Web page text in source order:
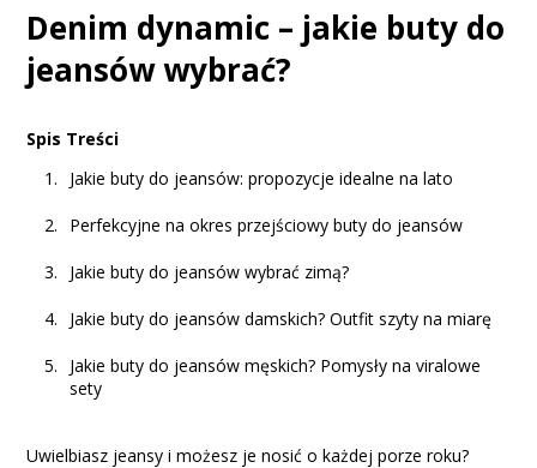
Denim dynamic – jakie buty do
jeansów wybrać?
Spis Treści
Jakie buty do jeansów: propozycje idealne na lato
Perfekcyjne na okres przejściowy buty do jeansów
Jakie buty do jeansów wybrać zimą?
Jakie buty do jeansów damskich? Outfit szyty na miarę
Jakie buty do jeansów męskich? Pomysły na viralowe
sety
Uwielbiasz jeansy i możesz je nosić o każdej porze roku?